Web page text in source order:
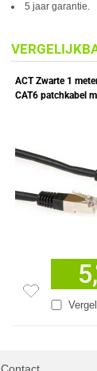
5 jaar garantie.
ACT Zwarte 1
CAT6 patchkabel
5,